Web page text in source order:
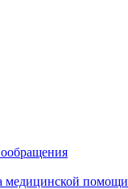
медицинской помощи